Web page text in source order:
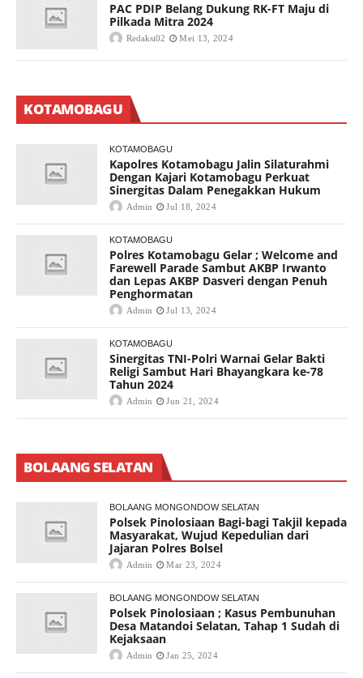
PAC PDIP Belang Dukung RK-FT Maju di
Pilkada Mitra 2024
Redaksi02 Mei 13, 2024
KOTAMOBAGU
KOTAMOBAGU
Kapolres Kotamobagu Jalin Silaturahmi
Dengan Kajari Kotamobagu Perkuat
Sinergitas Dalam Penegakkan Hukum
Admin Jul 18, 2024
KOTAMOBAGU
Polres Kotamobagu Gelar ; Welcome and
Farewell Parade Sambut AKBP Irwanto
dan Lepas AKBP Dasveri dengan Penuh
Penghormatan
Admin Jul 13, 2024
KOTAMOBAGU
Sinergitas TNI-Polri Warnai Gelar Bakti
Religi Sambut Hari Bhayangkara ke-78
Tahun 2024
Admin Jun 21, 2024
BOLAANG SELATAN
BOLAANG MONGONDOW SELATAN
Polsek Pinolosiaan Bagi-bagi Takjil kepada
Masyarakat, Wujud Kepedulian dari
Jajaran Polres Bolsel
Admin Mar 23, 2024
BOLAANG MONGONDOW SELATAN
Polsek Pinolosiaan ; Kasus Pembunuhan
Desa Matandoi Selatan, Tahap 1 Sudah di
Kejaksaan
Admin Jan 25, 2024